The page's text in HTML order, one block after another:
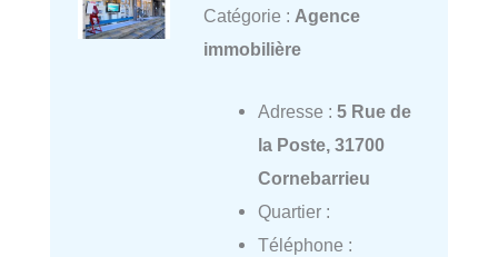
Catégorie : Agence
immobilière
Adresse : 5 Rue de
la Poste, 31700
Cornebarrieu
Quartier :
Téléphone :